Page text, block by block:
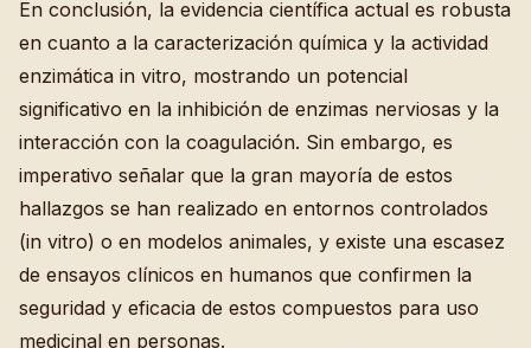
En conclusión, la evidencia científica actual es robusta
en cuanto a la caracterización química y la actividad
enzimática in vitro, mostrando un potencial
significativo en la inhibición de enzimas nerviosas y la
interacción con la coagulación. Sin embargo, es
imperativo señalar que la gran mayoría de estos
hallazgos se han realizado en entornos controlados
(in vitro) o en modelos animales, y existe una escasez
de ensayos clínicos en humanos que confirmen la
seguridad y eficacia de estos compuestos para uso
medicinal en personas.